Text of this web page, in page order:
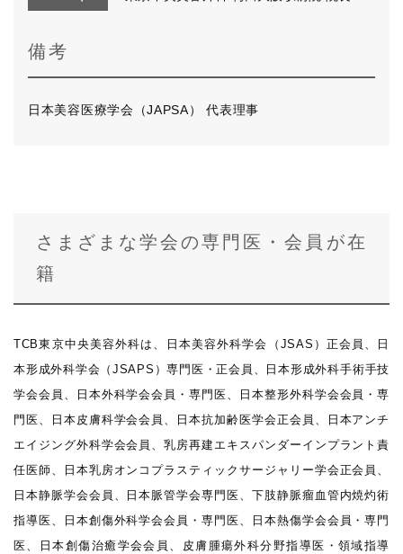
備考
日本美容医療学会（JAPSA） 代表理事
さまざまな学会の専門医・会員が在
籍
TCB東京中央美容外科は、日本美容外科学会（JSAS）正会員、日
本形成外科学会（JSAPS）専門医・正会員、日本形成外科手術手技
学会会員、日本外科学会会員・専門医、日本整形外科学会会員・専
門医、日本皮膚科学会会員、日本抗加齢医学会正会員、日本アンチ
エイジング外科学会会員、乳房再建エキスパンダーインプラント責
任医師、日本乳房オンコプラスティックサージャリー学会正会員、
日本静脈学会会員、日本脈管学会専門医、下肢静脈瘤血管内焼灼術
指導医、日本創傷外科学会会員・専門医、日本熱傷学会会員・専門
医、日本創傷治癒学会会員、皮膚腫瘍外科分野指導医・領域指導